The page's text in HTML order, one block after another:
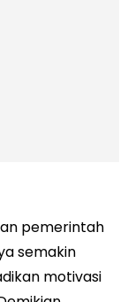
pemerintah
semakin
motivasi